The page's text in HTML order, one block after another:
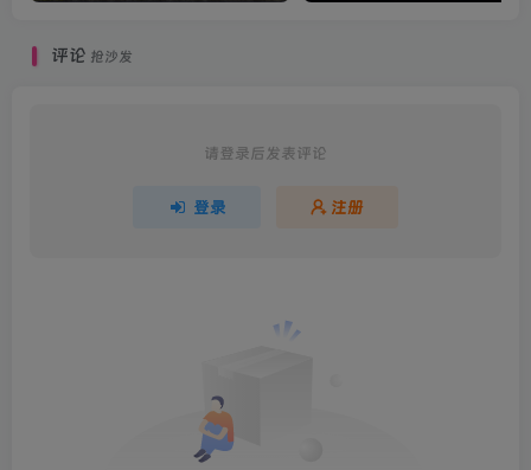
评论 抢沙发
请登录后发表评论
登录 注册